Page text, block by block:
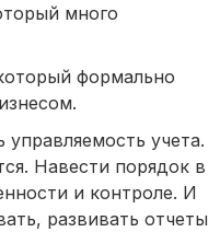
много
формально
учета.
Навести порядок в
и контроле. И
развивать отчеты